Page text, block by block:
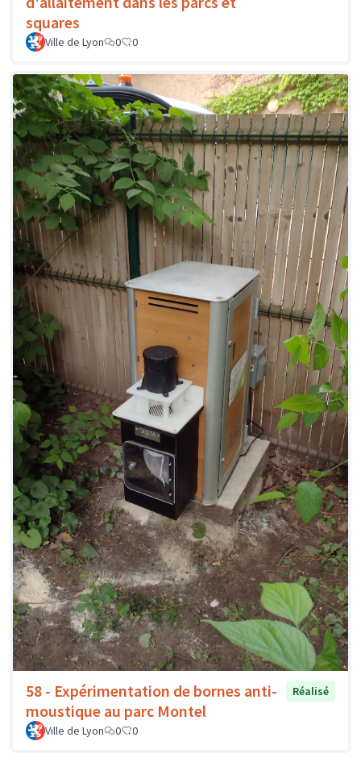
squares
Ville de Lyon 0 0
58 - Expérimentation de bornes anti-
moustique au parc Montel
Réalisé
Ville de Lyon 0 0